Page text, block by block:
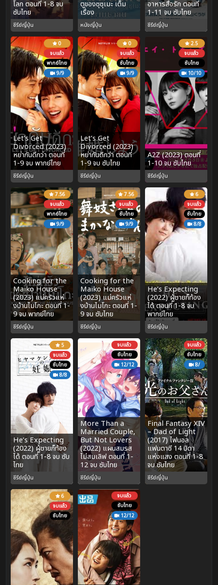
โลก ตอนที่ 1-8 จบ
ซับไทย
ซีรีย์ญี่ปุ่น
ตูของซุซุเมะ เต็ม
เรื่อง
หนังญี่ปุ่น
อาหารสื่อรัก ตอนที่
1-11 จบ ซับไทย
ซีรีย์ญี่ปุ่น
0
จบแล้ว
พากย์ไทย
9/9
Let’s Get
Divorced (2023)
หย่ากันดีกว่า ตอนที่
1-9 จบ พากย์ไทย
ซีรีย์ญี่ปุ่น
0
จบแล้ว
ซับไทย
9/9
Let’s Get
Divorced (2023)
หย่ากันดีกว่า ตอนที่
1-9 จบ ซับไทย
ซีรีย์ญี่ปุ่น
2.5
จบแล้ว
ซับไทย
10/10
A2Z (2023) ตอนที่
1-10 จบ ซับไทย
ซีรีย์ญี่ปุ่น
7.56
จบแล้ว
พากย์ไทย
9/9
Cooking for the
Maiko House
(2023) แม่ครัวแห่
งบ้านไมโกะ ตอนที่ 1-
9 จบ พากย์ไทย
ซีรีย์ญี่ปุ่น
7.56
จบแล้ว
ซับไทย
9/9
Cooking for the
Maiko House
(2023) แม่ครัวแห่
งบ้านไมโกะ ตอนที่ 1-
9 จบ ซับไทย
ซีรีย์ญี่ปุ่น
6
จบแล้ว
ซับไทย
8/8
He’s Expecting
(2022) ผู้ชายก็ท้อง
ได้ ตอนที่ 1-8 จบ
พากย์ไทย
ซีรีย์ญี่ปุ่น
5
จบแล้ว
ซับไทย
8/8
He’s Expecting
(2022) ผู้ชายก็ท้อง
ได้ ตอนที่ 1-8 จบ ซับ
ไทย
ซีรีย์ญี่ปุ่น
จบแล้ว
ซับไทย
12/12
More Than a
Married Couple,
But Not Lovers
(2022) แผนสมรส
ไม่สมเลิฟ ตอนที่ 1-
12 จบ ซับไทย
ซีรีย์ญี่ปุ่น
จบแล้ว
ซับไทย
8/
Final Fantasy XIV
– Dad of Light
(2017) ไฟนอล
แฟนตาซี 14 บิดา
แห่งแสง ตอนที่ 1-8
จบ ซับไทย
ซีรีย์ญี่ปุ่น
6
จบแล้ว
ซับไทย
จบแล้ว
ซับไทย
12/12